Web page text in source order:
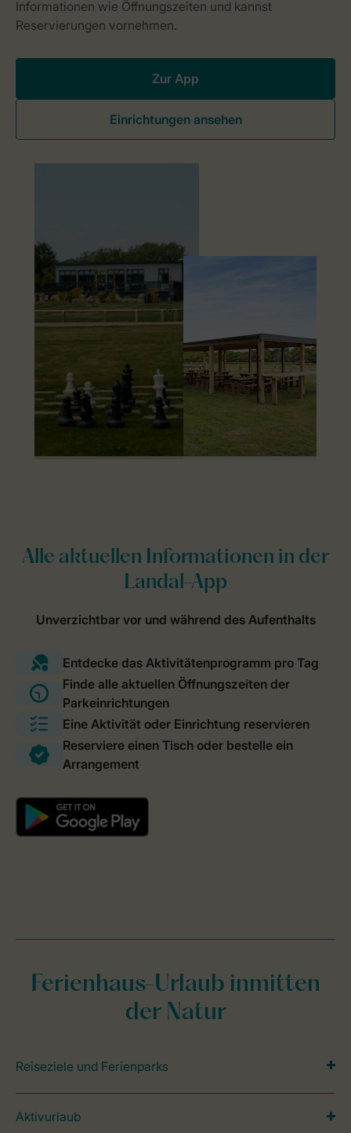
Zur App
Einrichtungen ansehen
Ferienhaus-Urlaub inmitten
der Natur
Reiseziele und Ferienparks
Aktivurlaub